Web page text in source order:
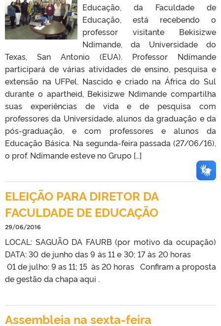
Educação, da Faculdade de
Educação, está recebendo o
professor visitante Bekisizwe
Ndimande, da Universidade do
Texas, San Antonio (EUA). Professor Ndimande
participará de várias atividades de ensino, pesquisa e
extensão na UFPel. Nascido e criado na África do Sul
durante o apartheid, Bekisizwe Ndimande compartilha
suas experiências de vida e de pesquisa com
professores da Universidade, alunos da graduação e da
pós-graduação, e com professores e alunos da
Educação Básica. Na segunda-feira passada (27/06/16),
o prof. Ndimande esteve no Grupo […]
ELEIÇÃO PARA DIRETOR DA
FACULDADE DE EDUCAÇÃO
29/06/2016
LOCAL: SAGUÃO DA FAURB (por motivo da ocupação)
DATA: 30 de junho das 9 às 11 e 30; 17 às 20 horas
01 de julho: 9 as 11; 15 às 20 horas Confiram a proposta
de gestão da chapa aqui .
Assembleia na sexta-feira